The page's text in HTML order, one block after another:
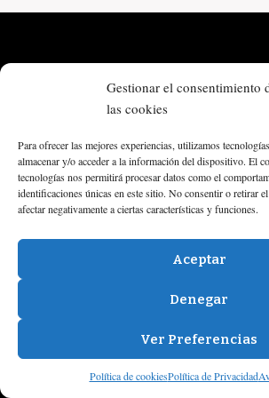
Gestionar el consentimiento
las cookies
Para ofrecer las mejores experiencias, utilizamos
almacenar y/o acceder a la información del dispositivo. El
tecnologías nos permitirá procesar datos como el
identificaciones únicas en este sitio. No consentir o retirar
afectar negativamente a ciertas características y funciones.
Aceptar
Denegar
Ver Preferencias
Política de cookiesPolítica de Privacidad
Política De
Aviso Legal
© 2026 La Casita de la Roca |
OSSA COTILLAS